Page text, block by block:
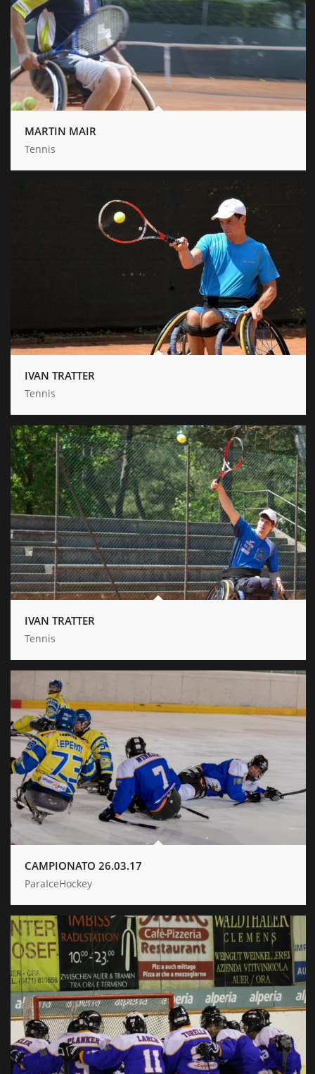
MARTIN MAIR
Tennis
IVAN TRATTER
Tennis
IVAN TRATTER
Tennis
CAMPIONATO 26.03.17
ParaIceHockey